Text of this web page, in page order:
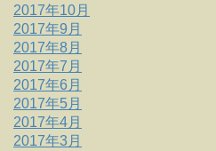
2017年10月
2017年9月
2017年8月
2017年7月
2017年6月
2017年5月
2017年4月
2017年3月